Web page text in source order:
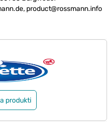
product@rossmann.info
produkti